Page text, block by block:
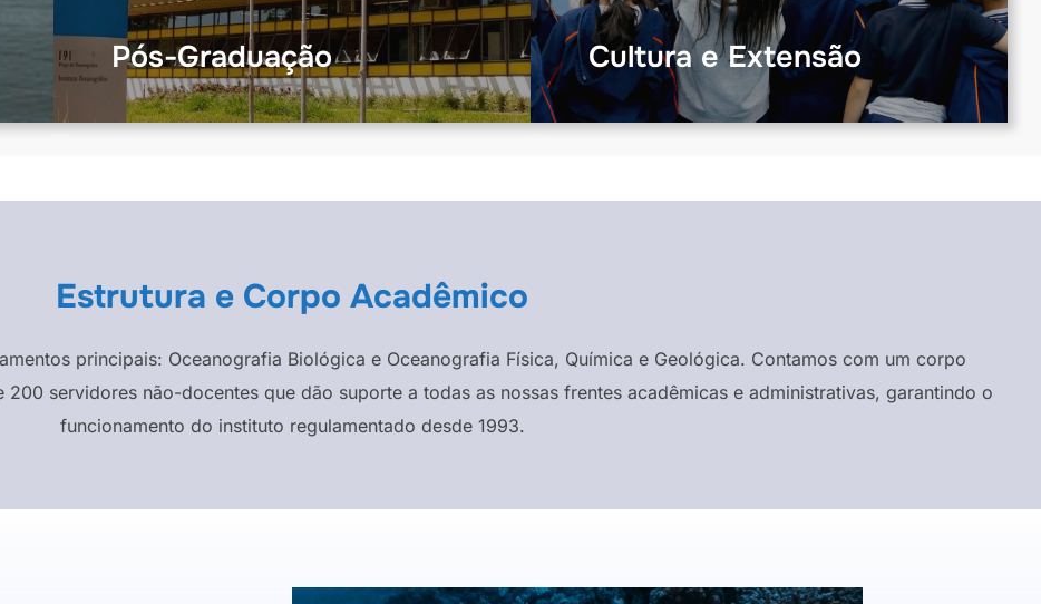
Pós-Graduação Cultura e Extensão
Estrutura e Corpo Acadêmico
principais: Oceanografia Biológica e Oceanografia Física, Química e Geológica. Contamos com um corpo
servidores não-docentes que dão suporte a todas as nossas frentes acadêmicas e administrativas, garantindo o
funcionamento do instituto regulamentado desde 1993.